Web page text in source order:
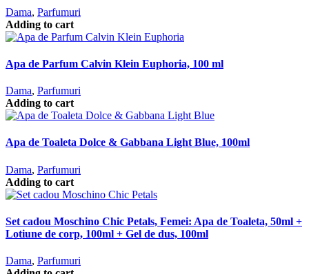
Dama, Parfumuri
Adding to cart
Apa de Parfum Calvin Klein Euphoria, 100 ml
Dama, Parfumuri
Adding to cart
Apa de Toaleta Dolce & Gabbana Light Blue, 100ml
Dama, Parfumuri
Adding to cart
Set cadou Moschino Chic Petals, Femei: Apa de Toaleta, 50ml +
Lotiune de corp, 100ml + Gel de dus, 100ml
Dama, Parfumuri